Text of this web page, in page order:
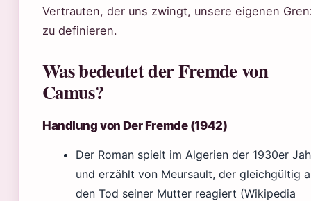
Vertrauten, der uns zwingt, unsere eigenen
zu definieren.
Was bedeutet der Fremde von
Camus?
Handlung von Der Fremde (1942)
Der Roman spielt im Algerien der 1930er
und erzählt von Meursault, der gleichgültig
den Tod seiner Mutter reagiert (Wikipedia